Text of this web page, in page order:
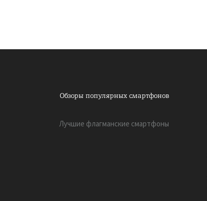
Лучшие флагманские смартфоны